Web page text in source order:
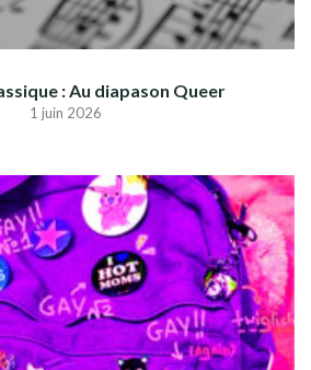
: Au diapason Queer
1 juin 2026